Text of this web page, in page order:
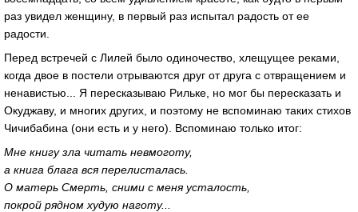
раз увидел женщину, в первый раз испытал радость от ее
радости.
Перед встречей с Лилей было одиночество, хлещущее реками,
когда двое в постели отрываются друг от друга с отвращением и
ненавистью... Я пересказываю Рильке, но мог бы пересказать и
Окуджаву, и многих других, и поэтому не вспоминаю таких стихов
Чичибабина (они есть и у него). Вспоминаю только итог:
Мне книгу зла читать невмоготу,
а книга блага вся перелисталась.
О матерь Смерть, сними с меня усталость,
покрой рядном худую наготу...